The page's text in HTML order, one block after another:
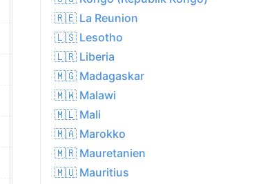
22.0°C
72%
24.5 kph
0.5 mm
8.0
06:31 AM
🇷🇪 La Reunion
🇱🇸 Lesotho
🇱🇷 Liberia
🇲🇬 Madagaskar
🇲🇼 Malawi
🇲🇱 Mali
🇲🇦 Marokko
🇲🇷 Mauretanien
🇲🇺 Mauritius